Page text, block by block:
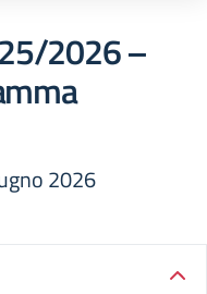
2026 –
2026